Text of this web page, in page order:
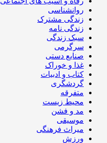
روانشناسی
زندگی مشترک
زندگی نامه
سبک زندگی
سرگرمی
صنایع دستی
غذا و خوراک
کتاب و ادبیات
گردشگری
متفرقه
محیط زیست
مد و فشن
موسیقی
میراث فرهنگی
ورزش